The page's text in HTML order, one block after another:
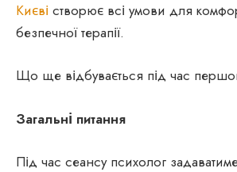
Києві створює всі умови для
безпечної терапії.
Що ще відбувається під час
Загальні питання
Під час сеансу психолог